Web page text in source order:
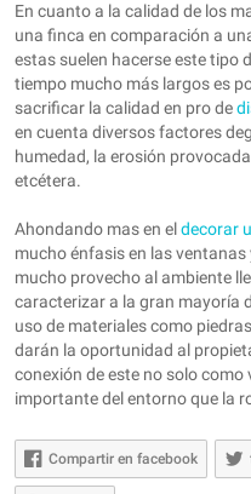
En cuanto a la calidad de los
una finca en comparación a
estas suelen hacerse este tipo
tiempo mucho más largos es
sacrificar la calidad en pro de
en cuenta diversos factores
humedad, la erosión
etcétera.
Ahondando mas en eldecorar
mucho énfasis en las
mucho provecho al ambiente
caracterizar a la gran mayoría
uso de materiales como
darán la oportunidad al
conexión de este no solo
importante del entorno que la
Compartir en facebook